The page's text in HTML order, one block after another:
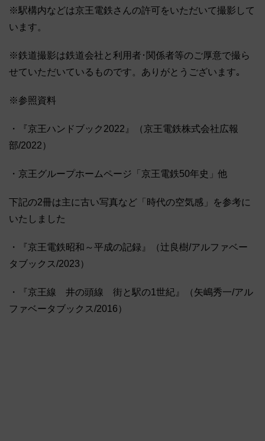
※駅構内などは京王電鉄さんの許可をいただいて撮影して
います。
※鉄道撮影は鉄道会社と利用者･関係者等のご厚意で撮ら
せていただいているものです。ありがとうございます｡
※参照資料
・『京王ハンドブック2022』（京王電鉄株式会社広報
部/2022）
・京王グループホームページ「京王電鉄50年史」他
下記の2冊は主に古い写真など「時代の空気感」を参考に
いたしました
・『京王電鉄昭和～平成の記録』（辻良樹/アルファベー
タブックス/2023）
・『京王線 井の頭線 街と駅の1世紀』（矢嶋秀一/アル
ファベータブックス/2016）